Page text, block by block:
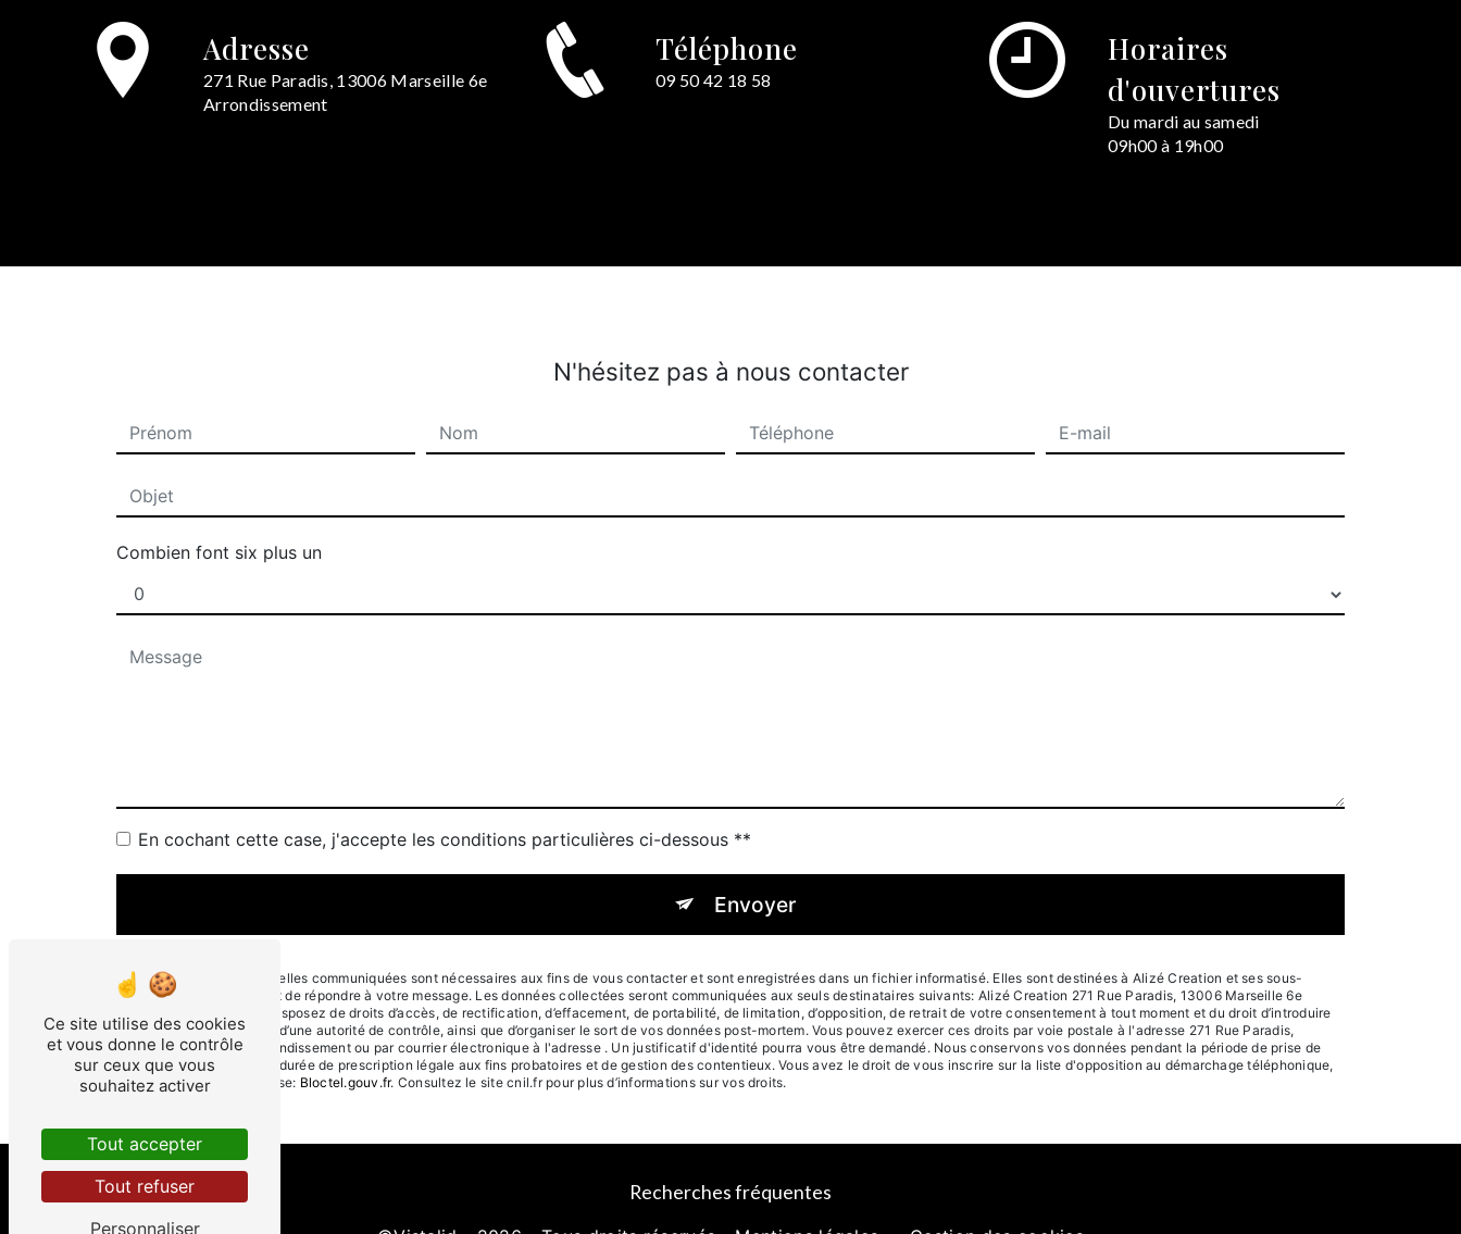
Adresse
271 Rue Paradis, 13006 Marseille 6e
Arrondissement
Téléphone
09 50 42 18 58
Horaires
d'ouvertures
Du mardi au samedi
09h00 à 19h00
N'hésitez pas à nous contacter
Combien font six plus un
En cochant cette case, j'accepte les conditions particulières ci-dessous **
Envoyer
** Les données personnelles communiquées sont nécessaires aux fins de vous contacter et sont enregistrées dans un fichier informatisé. Elles sont destinées à Alizé Creation et ses sous-
traitants dans le seul but de répondre à votre message. Les données collectées seront communiquées aux seuls destinataires suivants: Alizé Creation 271 Rue Paradis, 13006 Marseille 6e
Arrondissement . Vous disposez de droits d’accès, de rectification, d’effacement, de portabilité, de limitation, d’opposition, de retrait de votre consentement à tout moment et du droit d’introduire
une réclamation auprès d’une autorité de contrôle, ainsi que d’organiser le sort de vos données post-mortem. Vous pouvez exercer ces droits par voie postale à l'adresse 271 Rue Paradis,
13006 Marseille 6e Arrondissement ou par courrier électronique à l'adresse . Un justificatif d'identité pourra vous être demandé. Nous conservons vos données pendant la période de prise de
contact puis pendant la durée de prescription légale aux fins probatoires et de gestion des contentieux. Vous avez le droit de vous inscrire sur la liste d'opposition au démarchage téléphonique,
disponible à cette adresse: Bloctel.gouv.fr. Consultez le site cnil.fr pour plus d’informations sur vos droits.
Recherches fréquentes
Ce site utilise des cookies
et vous donne le contrôle
sur ceux que vous
souhaitez activer
Tout accepter
Tout refuser
Personnaliser